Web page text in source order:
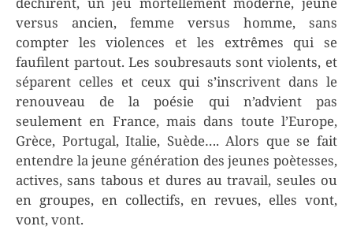
versus ancien, femme versus homme, sans
compter les violences et les extrêmes qui se
faufilent partout. Les soubresauts sont violents, et
séparent celles et ceux qui s’inscrivent dans le
renouveau de la poésie qui n’advient pas
seulement en France, mais dans toute l’Europe,
Grèce, Portugal, Italie, Suède…. Alors que se fait
entendre la jeune génération des jeunes poètesses,
actives, sans tabous et dures au travail, seules ou
en groupes, en collectifs, en revues, elles vont,
vont, vont.